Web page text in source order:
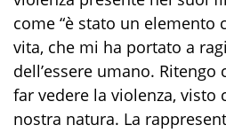
come “è stato un elemento
vita, che mi ha portato a
dell’essere umano.
far vedere la violenza, visto
nostra natura. La